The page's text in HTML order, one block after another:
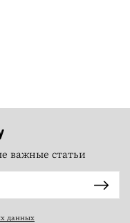
важные статьи
данных